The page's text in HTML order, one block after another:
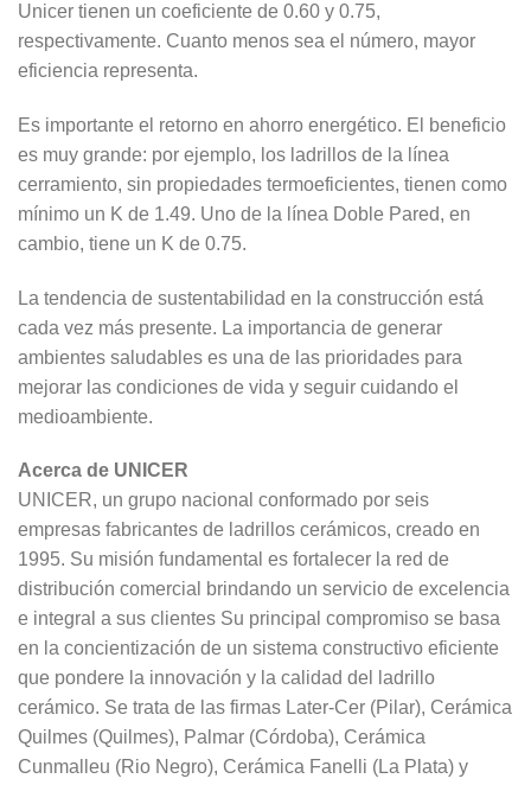
Unicer tienen un coeficiente de 0.60 y 0.75,
respectivamente. Cuanto menos sea el número, mayor
eficiencia representa.
Es importante el retorno en ahorro energético. El beneficio
es muy grande: por ejemplo, los ladrillos de la línea
cerramiento, sin propiedades termoeficientes, tienen como
mínimo un K de 1.49. Uno de la línea Doble Pared, en
cambio, tiene un K de 0.75.
La tendencia de sustentabilidad en la construcción está
cada vez más presente. La importancia de generar
ambientes saludables es una de las prioridades para
mejorar las condiciones de vida y seguir cuidando el
medioambiente.
Acerca de UNICER
UNICER, un grupo nacional conformado por seis
empresas fabricantes de ladrillos cerámicos, creado en
1995. Su misión fundamental es fortalecer la red de
distribución comercial brindando un servicio de excelencia
e integral a sus clientes Su principal compromiso se basa
en la concientización de un sistema constructivo eficiente
que pondere la innovación y la calidad del ladrillo
cerámico. Se trata de las firmas Later-Cer (Pilar), Cerámica
Quilmes (Quilmes), Palmar (Córdoba), Cerámica
Cunmalleu (Rio Negro), Cerámica Fanelli (La Plata) y